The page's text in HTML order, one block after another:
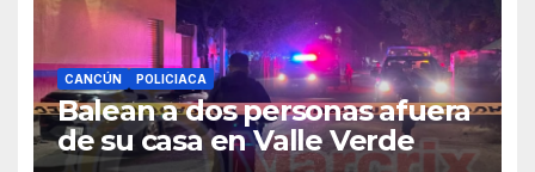
CANCÚN POLICIACA
Balean a dos personas afuera
de su casa en Valle Verde